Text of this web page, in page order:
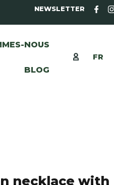
NEWSLETTER
NOUS
BLOG
FR
necklace with